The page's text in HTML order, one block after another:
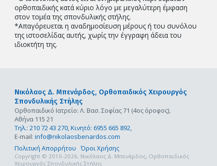
ορθοπαιδικής κατά κύριο λόγο με μεγαλύτερη έμφαση
στον τομέα της σπονδυλικής στήλης.
*Απαγόρευεται η αναδημοσίευση μέρους ή του συνόλου
της ιστοσελίδας αυτής, χωρίς την έγγραφη άδεια του
ιδιοκτήτη της.
Νικόλαος Δ. Μπενάρδος, Ορθοπαιδικός Χειρουργός
Σπονδυλικής Στήλης
Ορθοπαιδικό Ιατρείο: Λ. Βασ. Σοφίας 71 (4ος όροφος),
Αθήνα 115 21
Τηλ.: 210 72 43 270,Κινητό: 6955 665 892,
E-mail: info@nikolaosbenardos.com
Πολιτική Απορρήτου
Όροι Χρήσης
Copyright © 2010-2026, Νικόλαος Δ. Μπενάρδος, Ορθοπαιδικός
Χειρουργός Σπονδυλικής Στήλης